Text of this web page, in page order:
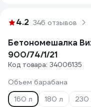
4.2 346 отзывов
Бетономешалка
900/74/1/21
Код товара: 34006135
Объем барабана
160 л
180 л 230